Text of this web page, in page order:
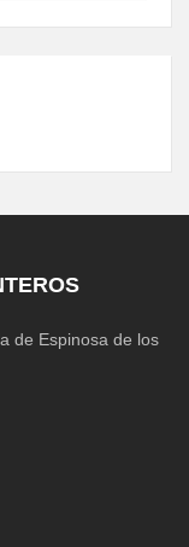
de Espinosa de los